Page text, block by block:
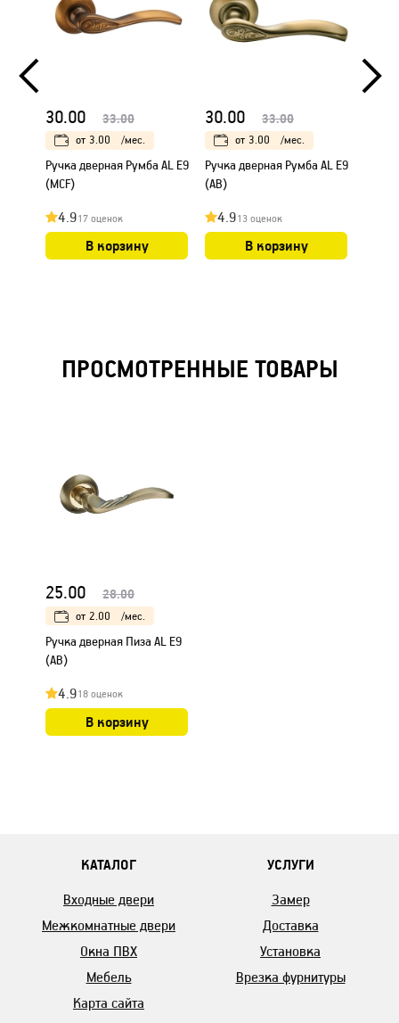
30.00 33.00
от 3.00 /мес.
Ручка дверная Румба AL E9
(MCF)
4.917 оценок
В корзину
30.00 33.00
от 3.00 /мес.
Ручка дверная Румба AL E9
(AB)
4.913 оценок
В корзину
ПРОСМОТРЕННЫЕ ТОВАРЫ
25.00 28.00
от 2.00 /мес.
Ручка дверная Пиза AL E9
(AB)
4.918 оценок
В корзину
КАТАЛОГ
Входные двери
Межкомнатные двери
Окна ПВХ
Мебель
Карта сайта
УСЛУГИ
Замер
Доставка
Установка
Врезка фурнитуры